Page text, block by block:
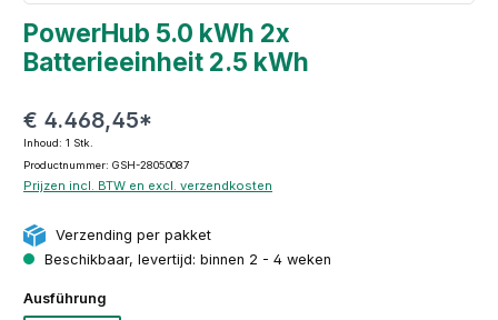
PowerHub 5.0 kWh 2x
Batterieeinheit 2.5 kWh
€ 4.468,45*
Inhoud: 1 Stk.
Productnummer: GSH-28050087
Prijzen incl. BTW en excl. verzendkosten
Verzending per pakket
Beschikbaar, levertijd: binnen 2 - 4 weken
Selecteer
Ausführung